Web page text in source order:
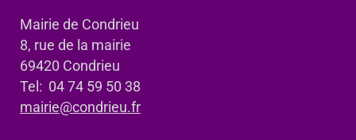
Mairie de Condrieu
8, rue de la mairie
69420 Condrieu
Tel: 04 74 59 50 38
mairie@condrieu.fr